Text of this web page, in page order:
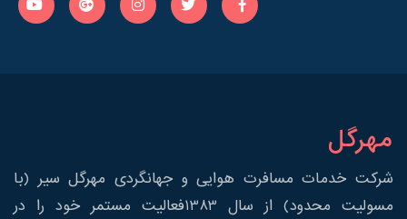
مهرگل
شرکت خدمات مسافرت هوایی و جهانگردی مهرگل سیر (با
مسولیت محدود) از سال 1383فعالیت مستمر خود را در